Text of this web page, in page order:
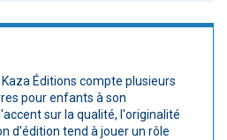
Éditions compte plusieurs
pour enfants à son
sur la qualité, l'originalité
d'édition tend à jouer un rôle